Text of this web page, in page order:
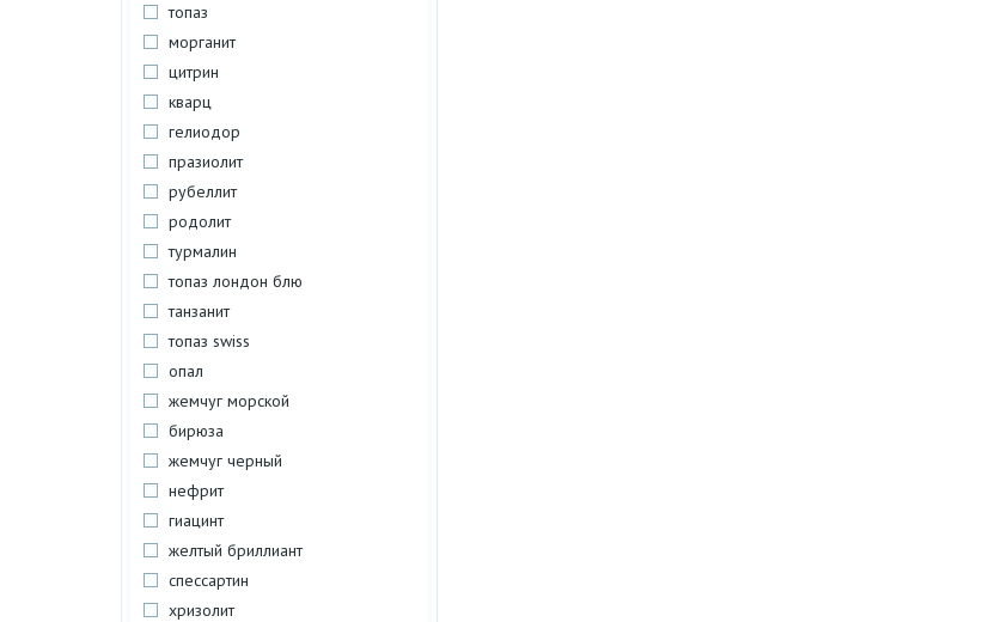
топаз
морганит
цитрин
кварц
гелиодор
празиолит
рубеллит
родолит
турмалин
топаз лондон блю
танзанит
топаз swiss
опал
жемчуг морской
бирюза
жемчуг черный
нефрит
гиацинт
желтый бриллиант
спессартин
хризолит